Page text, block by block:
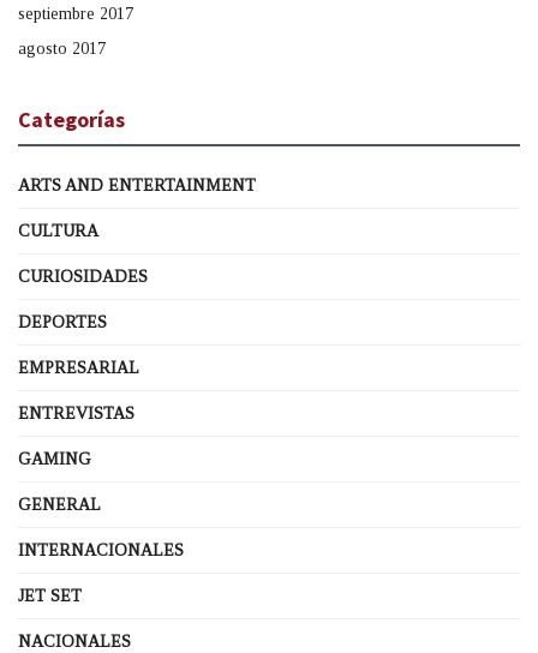
septiembre 2017
agosto 2017
Categorías
ARTS AND ENTERTAINMENT
CULTURA
CURIOSIDADES
DEPORTES
EMPRESARIAL
ENTREVISTAS
GAMING
GENERAL
INTERNACIONALES
JET SET
NACIONALES